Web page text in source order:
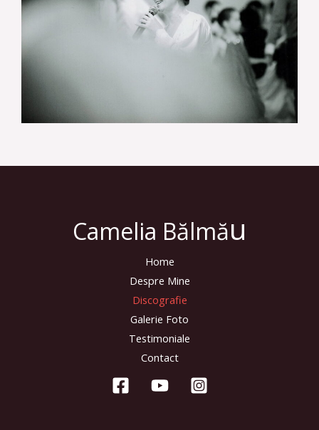
Camelia Bălmău
Home
Despre Mine
Discografie
Galerie Foto
Testimoniale
Contact